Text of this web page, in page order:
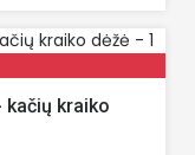
kačių kraiko